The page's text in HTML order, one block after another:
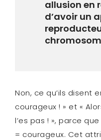
allusion en
d’avoir un
Non, ce qu’ils disent
courageux ! » et «
l’es pas ! », parce
= courageux. Cet